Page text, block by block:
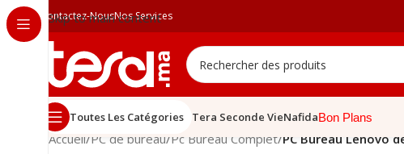
Skip to main content
Contactez-NousNos Services
Toutes Les Catégories Tera Seconde VieNafidaBon Plans
Accueil/PC de bureau/Pc Bureau Complet/PC Bureau Lenovo